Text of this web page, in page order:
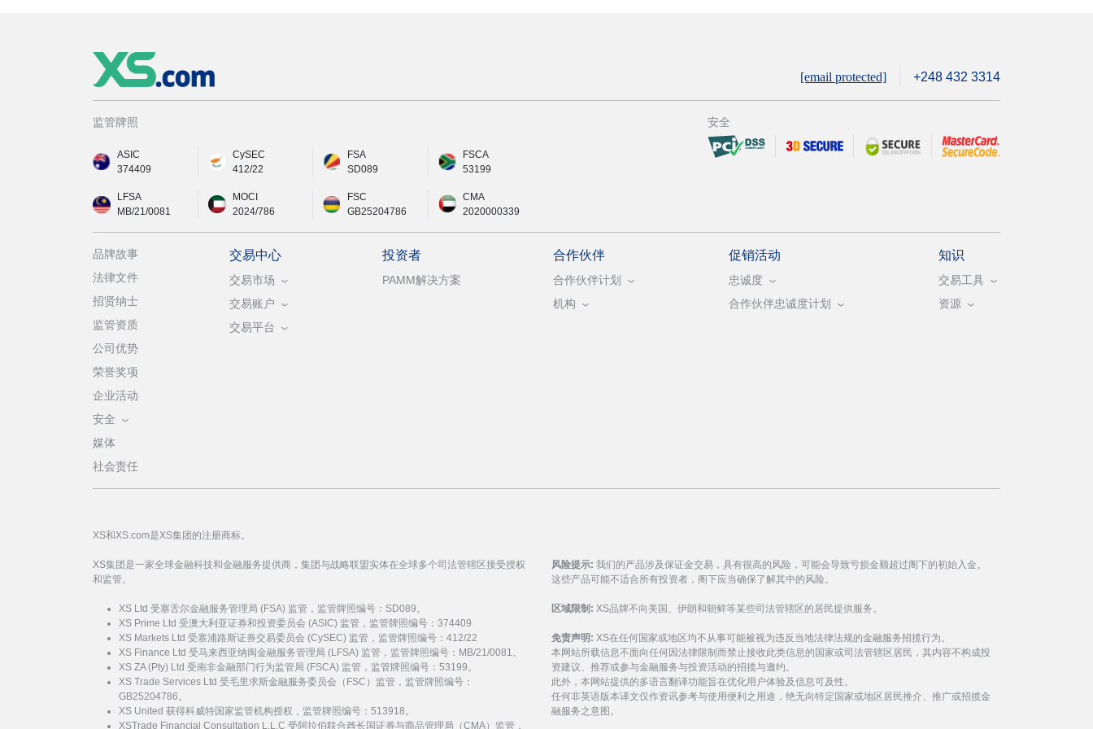
[email protected] +248 432 3314
监管牌照
ASIC
374409
CySEC
412/22
FSA
SD089
FSCA
53199
LFSA
MB/21/0081
MOCI
2024/786
FSC
GB25204786
CMA
2020000339
安全
品牌故事
法律文件
招贤纳士
监管资质
公司优势
荣誉奖项
企业活动
安全
媒体
社会责任
交易中心
交易市场
交易账户
交易平台
投资者
PAMM解决方案
合作伙伴
合作伙伴计划
机构
促销活动
忠诚度
合作伙伴忠诚度计划
知识
交易工具
资源
XS和XS.com是XS集团的注册商标。
XS集团是一家全球金融科技和金融服务提供商，集团与战略联盟实体在全球多个司法管辖区接受授权
和监管。
XS Ltd 受塞舌尔金融服务管理局 (FSA) 监管，监管牌照编号：SD089。
XS Prime Ltd 受澳大利亚证券和投资委员会 (ASIC) 监管，监管牌照编号：374409
XS Markets Ltd 受塞浦路斯证券交易委员会 (CySEC) 监管，监管牌照编号：412/22
XS Finance Ltd 受马来西亚纳闽金融服务管理局 (LFSA) 监管，监管牌照编号：MB/21/0081。
XS ZA (Pty) Ltd 受南非金融部门行为监管局 (FSCA) 监管，监管牌照编号：53199。
XS Trade Services Ltd 受毛里求斯金融服务委员会（FSC）监管，监管牌照编号：
GB25204786。
XS United 获得科威特国家监管机构授权，监管牌照编号：513918。
XSTrade Financial Consultation L.L.C 受阿拉伯联合酋长国证券与商品管理局（CMA）监管，
风险提示: 我们的产品涉及保证金交易，具有很高的风险，可能会导致亏损金额超过阁下的初始入金。
这些产品可能不适合所有投资者，阁下应当确保了解其中的风险。
区域限制: XS品牌不向美国、伊朗和朝鲜等某些司法管辖区的居民提供服务。
免责声明: XS在任何国家或地区均不从事可能被视为违反当地法律法规的金融服务招揽行为。
本网站所载信息不面向任何因法律限制而禁止接收此类信息的国家或司法管辖区居民，其内容不构成投
资建议、推荐或参与金融服务与投资活动的招揽与邀约。
此外，本网站提供的多语言翻译功能旨在优化用户体验及信息可及性。
任何非英语版本译文仅作资讯参考与使用便利之用途，绝无向特定国家或地区居民推介、推广或招揽金
融服务之意图。